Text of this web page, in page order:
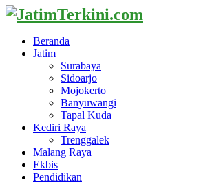
Beranda
Jatim
Surabaya
Sidoarjo
Mojokerto
Banyuwangi
Tapal Kuda
Kediri Raya
Trenggalek
Malang Raya
Ekbis
Pendidikan